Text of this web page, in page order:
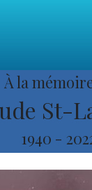
À la
St-
1940 -